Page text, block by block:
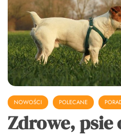
NOWOŚCI POLECANE
Zdrowe, psie